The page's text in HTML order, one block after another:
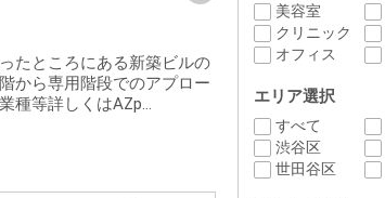
たところにある新築ビルの
から専用階段でのアプロー
種等詳しくはAZp...
美容室
クリニック
オフィス
エリア選択
すべて
渋谷区
世田谷区